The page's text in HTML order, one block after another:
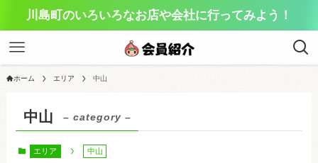
川島町のいろいろなお店や会社に行ってみよう！
ホーム エリア 中山
中山 – category –
エリア 中山